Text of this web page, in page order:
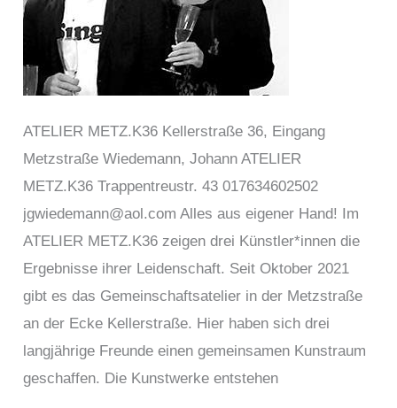
ATELIER METZ.K36 Kellerstraße 36, Eingang
Metzstraße Wiedemann, Johann ATELIER
METZ.K36 Trappentreustr. 43 017634602502
jgwiedemann@aol.com Alles aus eigener Hand! Im
ATELIER METZ.K36 zeigen drei Künstler*innen die
Ergebnisse ihrer Leidenschaft. Seit Oktober 2021
gibt es das Gemeinschaftsatelier in der Metzstraße
an der Ecke Kellerstraße. Hier haben sich drei
langjährige Freunde einen gemeinsamen Kunstraum
geschaffen. Die Kunstwerke entstehen